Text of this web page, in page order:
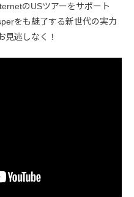
のUSツアーをサポート
をも魅了する新世代の実力
見逃しなく！